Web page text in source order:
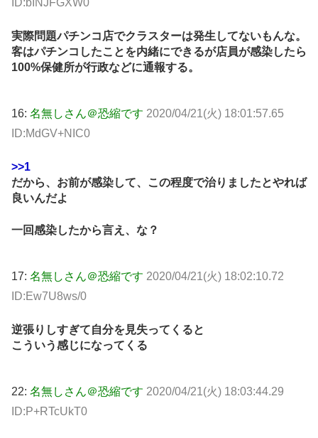
実際問題パチンコ店でクラスターは発生してないもんな。
客はパチンコしたことを内緒にできるが店員が感染したら
100%保健所が行政などに通報する。
16: 名無しさん＠恐縮です 2020/04/21(火) 18:01:57.65
ID:MdGV+NIC0
>>1
だから、お前が感染して、この程度で治りましたとやれば
良いんだよ
一回感染したから言え、な？
17: 名無しさん＠恐縮です 2020/04/21(火) 18:02:10.72
ID:Ew7U8ws/0
逆張りしすぎて自分を見失ってくると
こういう感じになってくる
22: 名無しさん＠恐縮です 2020/04/21(火) 18:03:44.29
ID:P+RTcUkT0